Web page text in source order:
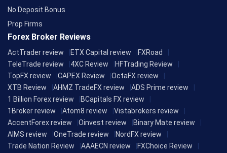
No Deposit Bonus
Prop Firms
Forex Broker Reviews
ActTrader review ETX Capital review
FXRoad
TeleTrade review
4XC Review
HFTrading Review
TopFX review
CAPEX Review
OctaFX review
XTB Review
AHMZ TradeFX review
ADS Prime review
1 Billion Forex review
BCapitals FX review
1Broker review
Atom8 review
Vistabrokers review
AccentForex review
Oinvest review
Binary Mate review
AIMS review
OneTrade review
NordFX review
Trade Nation Review
AAAECN review
FXChoice Review